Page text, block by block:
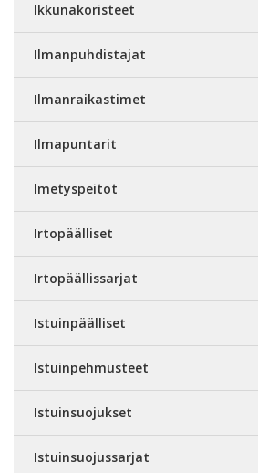
Ikkunakoristeet
Ilmanpuhdistajat
Ilmanraikastimet
Ilmapuntarit
Imetyspeitot
Irtopäälliset
Irtopäällissarjat
Istuinpäälliset
Istuinpehmusteet
Istuinsuojukset
Istuinsuojussarjat